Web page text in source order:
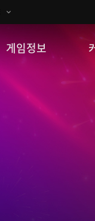
게임정보
세계관
캐릭터소개